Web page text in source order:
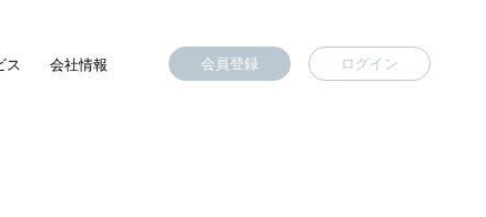
ス 会社情報 会員登録 ログイン